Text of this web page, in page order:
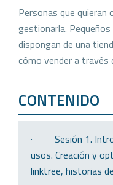
Personas que
gestionarla.
dispongan de una
cómo vender a través
CONTENIDO
· Sesión 1.
usos. Creación y
linktree, historias